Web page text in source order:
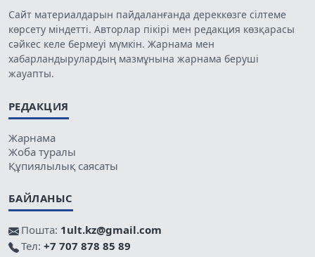
Сайт материалдарын пайдаланғанда дереккөзге сілтеме
көрсету міндетті. Авторлар пікірі мен редакция көзқарасы
сәйкес келе бермеуі мүмкін. Жарнама мен
хабарландырулардың мазмұнына жарнама беруші
жауапты.
РЕДАКЦИЯ
Жарнама
Жоба туралы
Құпиялылық саясаты
БАЙЛАНЫС
Пошта: 1ult.kz@gmail.com
Тел: +7 707 878 85 89